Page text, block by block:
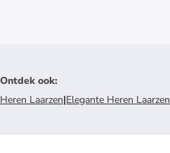
Ontdek ook:
Heren Laarzen|Elegante Heren Laarzen